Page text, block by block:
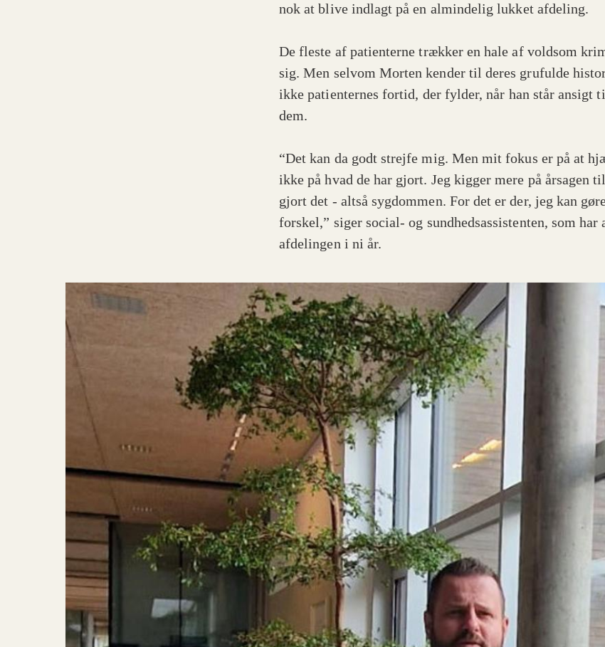
nok at blive indlagt på en almindelig lukket afdeling.
De fleste af patienterne trækker en hale af voldsom
sig. Men selvom Morten kender til deres grufulde
ikke patienternes fortid, der fylder, når han står ansigt
dem.
“Det kan da godt strejfe mig. Men mit fokus er på at
ikke på hvad de har gjort. Jeg kigger mere på årsagen
gjort det - altså sygdommen. For det er der, jeg kan
forskel,” siger social- og sundhedsassistenten, som har
afdelingen i ni år.